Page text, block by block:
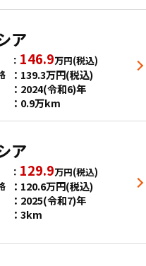
ア
146.9万円(税込)
139.3万円(税込)
2024(令和6)年
0.9万km
ア
129.9万円(税込)
120.6万円(税込)
2025(令和7)年
3km